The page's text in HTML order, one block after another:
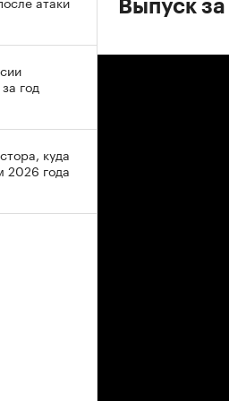
Выпуск
год
куда
2026 года